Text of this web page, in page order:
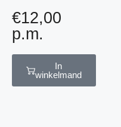
€12,00
p.m.
In
winkelmand